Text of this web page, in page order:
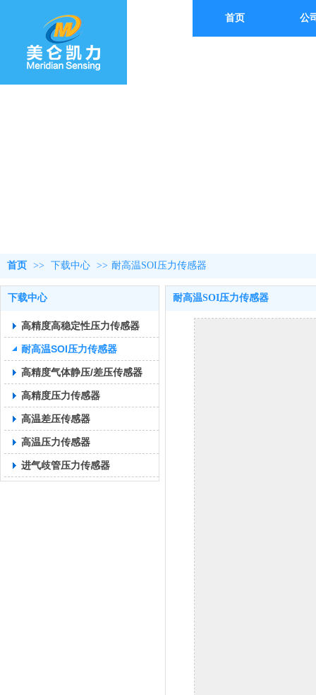
首页 公
首页 >> 下载中心 >> 耐高温SOI压力传感器
下载中心
高精度高稳定性压力传感器
耐高温SOI压力传感器
高精度气体静压/差压传感器
高精度压力传感器
高温差压传感器
高温压力传感器
进气歧管压力传感器
耐高温SOI压力传感器